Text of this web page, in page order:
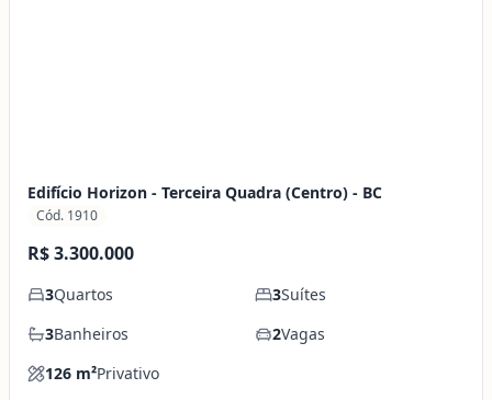
Edifício Horizon - Terceira Quadra (Centro) - BC
Cód. 1910
R$ 3.300.000
3Quartos 3Suítes
3Banheiros 2Vagas
126 m²Privativo